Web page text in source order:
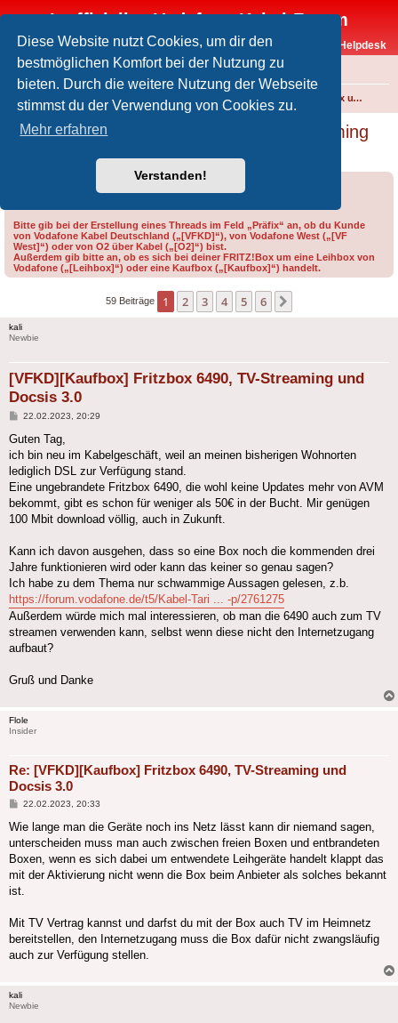
Diese Website nutzt Cookies, um dir den
bestmöglichen Komfort bei der Nutzung zu
bieten. Durch die weitere Nutzung der Webseite
stimmst du der Verwendung von Cookies zu.
Mehr erfahren
Verstanden!
Inoffizielles Vodafone-Kabel-Forum
Vodafone-Kabel-Helpdesk
FAQ
Foren-Übersicht FRITZ!Box und weitere Produkte von FRITZ! (ehem. AVM)
[VFKD][Kaufbox] Fritzbox 6490, TV-Streaming
Bitte gib bei der Erstellung eines Threads im Feld „Präfix“ an, ob du Kunde
von Vodafone Kabel Deutschland („[VFKD]“), von Vodafone West („[VF
West]“) oder von O2 über Kabel („[O2]“) bist.
Außerdem gib bitte an, ob es sich bei deiner FRITZ!Box um eine Leihbox von
Vodafone („[Leihbox]“) oder eine Kaufbox („[Kaufbox]“) handelt.
59 Beiträge 1 2 3 4 5 6
kali
Newbie
[VFKD][Kaufbox] Fritzbox 6490, TV-Streaming und
Docsis 3.0
Beitrag
22.02.2023, 20:29
Guten Tag,
ich bin neu im Kabelgeschäft, weil an meinen bisherigen Wohnorten
lediglich DSL zur Verfügung stand.
Eine ungebrandete Fritzbox 6490, die wohl keine Updates mehr von AVM
bekommt, gibt es schon für weniger als 50€ in der Bucht. Mir genügen
100 Mbit download völlig, auch in Zukunft.
Kann ich davon ausgehen, dass so eine Box noch die kommenden drei
Jahre funktionieren wird oder kann das keiner so genau sagen?
Ich habe zu dem Thema nur schwammige Aussagen gelesen, z.b.
https://forum.vodafone.de/t5/Kabel-Tari ... -p/2761275
Außerdem würde mich mal interessieren, ob man die 6490 auch zum TV
streamen verwenden kann, selbst wenn diese nicht den Internetzugang
aufbaut?
Gruß und Danke
Flole
Insider
Re: [VFKD][Kaufbox] Fritzbox 6490, TV-Streaming und
Docsis 3.0
Beitrag
22.02.2023, 20:33
Wie lange man die Geräte noch ins Netz lässt kann dir niemand sagen,
unterscheiden muss man auch zwischen freien Boxen und entbrandeten
Boxen, wenn es sich dabei um entwendete Leihgeräte handelt klappt das
mit der Aktivierung nicht wenn die Box beim Anbieter als solches bekannt
ist.
Mit TV Vertrag kannst und darfst du mit der Box auch TV im Heimnetz
bereitstellen, den Internetzugang muss die Box dafür nicht zwangsläufig
auch zur Verfügung stellen.
kali
Newbie